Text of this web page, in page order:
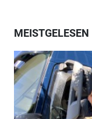
MEISTGELESEN